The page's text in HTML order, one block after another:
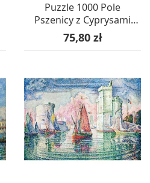
Puzzle 1000 Pole
Pszenicy z Cyprysami
(Van Gogh), Calypto
Cena
75,80 zł